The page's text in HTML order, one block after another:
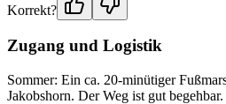
Korrekt?
Zugang und Logistik
Sommer: Ein ca. 20-minütiger
Jakobshorn. Der Weg ist gut begehbar.